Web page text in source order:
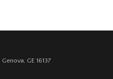
GE 16137